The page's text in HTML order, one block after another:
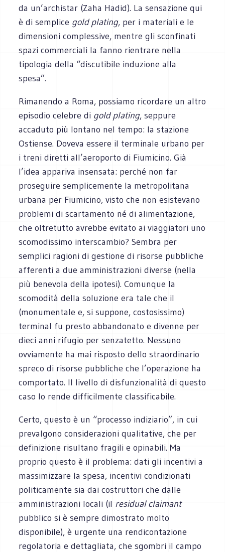
da un’archistar (Zaha Hadid). La sensazione qui
è di semplice gold plating, per i materiali e le
dimensioni complessive, mentre gli sconfinati
spazi commerciali la fanno rientrare nella
tipologia della “discutibile induzione alla
spesa”.
Rimanendo a Roma, possiamo ricordare un altro
episodio celebre di gold plating, seppure
accaduto più lontano nel tempo: la stazione
Ostiense. Doveva essere il terminale urbano per
i treni diretti all’aeroporto di Fiumicino. Già
l’idea appariva insensata: perché non far
proseguire semplicemente la metropolitana
urbana per Fiumicino, visto che non esistevano
problemi di scartamento né di alimentazione,
che oltretutto avrebbe evitato ai viaggiatori uno
scomodissimo interscambio? Sembra per
semplici ragioni di gestione di risorse pubbliche
afferenti a due amministrazioni diverse (nella
più benevola della ipotesi). Comunque la
scomodità della soluzione era tale che il
(monumentale e, si suppone, costosissimo)
terminal fu presto abbandonato e divenne per
dieci anni rifugio per senzatetto. Nessuno
ovviamente ha mai risposto dello straordinario
spreco di risorse pubbliche che l’operazione ha
comportato. Il livello di disfunzionalità di questo
caso lo rende difficilmente classificabile.
Certo, questo è un “processo indiziario”, in cui
prevalgono considerazioni qualitative, che per
definizione risultano fragili e opinabili. Ma
proprio questo è il problema: dati gli incentivi a
massimizzare la spesa, incentivi condizionati
politicamente sia dai costruttori che dalle
amministrazioni locali (il residual claimant
pubblico si è sempre dimostrato molto
disponibile), è urgente una rendicontazione
regolatoria e dettagliata, che sgombri il campo